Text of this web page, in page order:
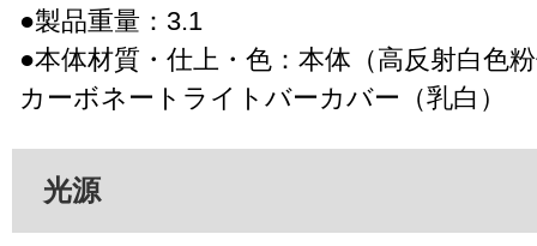
●製品重量：3.1
●本体材質・仕上・色：本体（高反射白色
カーボネートライトバーカバー（乳白）
光源